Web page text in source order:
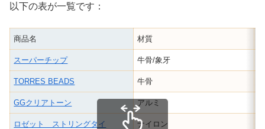
以下の表が一覧です：
商品名 材質
スーパーチップ 牛骨/象牙
TORRES BEADS 牛骨
GGクリアトーン アルミ
ロゼット ストリングタイ ナイロン